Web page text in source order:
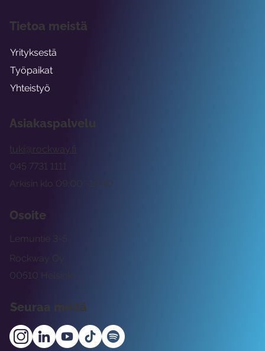
Asiakaspalvelu
tuki@rockway.fi
Arkisin klo 09:00 -15:00
045 7731 1111
Osoite
Rockway Oy
Lemuntie 3-5
00510 Helsinki
Seuraa meitä
Tietoa meistä
Yrityksestä
Työpaikat
Yhteistyö